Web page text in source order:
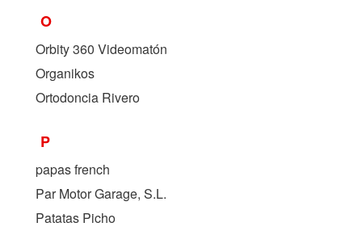
O
Orbity 360 Videomatón
Organikos
Ortodoncia Rivero
P
papas french
Par Motor Garage, S.L.
Patatas Picho